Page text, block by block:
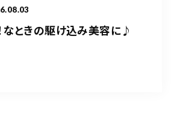
なときの駆け込み美容に♪